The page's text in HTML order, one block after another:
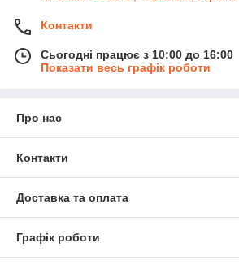
Контакти
Сьогодні працює з 10:00 до 16:00
Показати весь графік роботи
Про нас
Контакти
Доставка та оплата
Графік роботи